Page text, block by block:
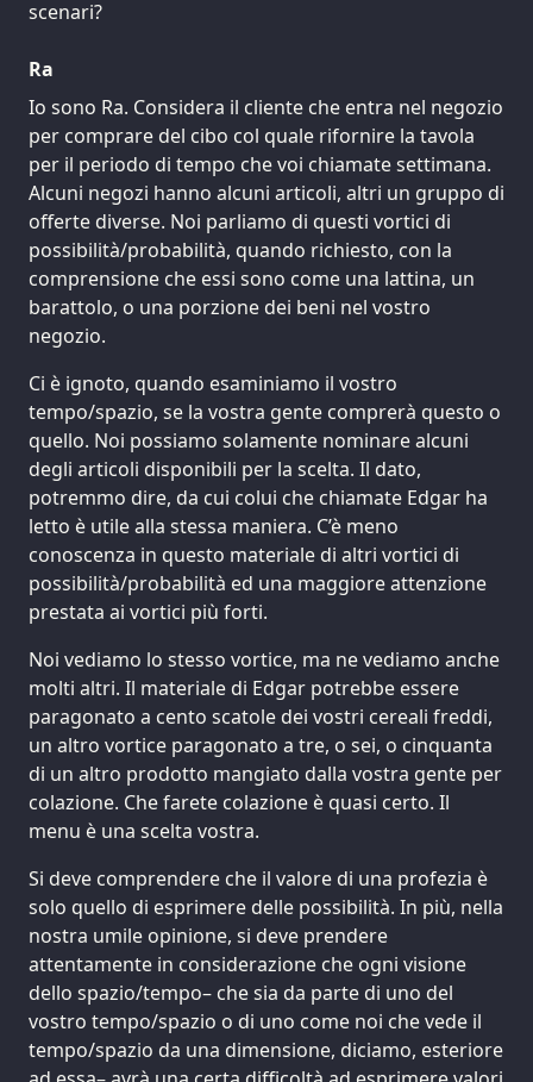
scenari?
Ra
Io sono Ra. Considera il cliente che entra nel negozio
per comprare del cibo col quale rifornire la tavola
per il periodo di tempo che voi chiamate settimana.
Alcuni negozi hanno alcuni articoli, altri un gruppo di
offerte diverse. Noi parliamo di questi vortici di
possibilità/probabilità, quando richiesto, con la
comprensione che essi sono come una lattina, un
barattolo, o una porzione dei beni nel vostro
negozio.
Ci è ignoto, quando esaminiamo il vostro
tempo/spazio, se la vostra gente comprerà questo o
quello. Noi possiamo solamente nominare alcuni
degli articoli disponibili per la scelta. Il dato,
potremmo dire, da cui colui che chiamate Edgar ha
letto è utile alla stessa maniera. C’è meno
conoscenza in questo materiale di altri vortici di
possibilità/probabilità ed una maggiore attenzione
prestata ai vortici più forti.
Noi vediamo lo stesso vortice, ma ne vediamo anche
molti altri. Il materiale di Edgar potrebbe essere
paragonato a cento scatole dei vostri cereali freddi,
un altro vortice paragonato a tre, o sei, o cinquanta
di un altro prodotto mangiato dalla vostra gente per
colazione. Che farete colazione è quasi certo. Il
menu è una scelta vostra.
Si deve comprendere che il valore di una profezia è
solo quello di esprimere delle possibilità. In più, nella
nostra umile opinione, si deve prendere
attentamente in considerazione che ogni visione
dello spazio/tempo– che sia da parte di uno del
vostro tempo/spazio o di uno come noi che vede il
tempo/spazio da una dimensione, diciamo, esteriore